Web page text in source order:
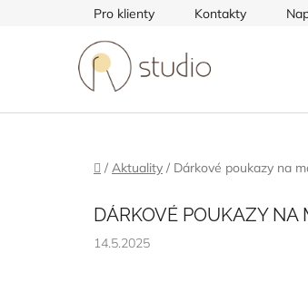
Pro klienty Kontakty
Domů
/ Aktuality / Dárkové poukazy na
DÁRKOVÉ POUKAZY NA
14.5.2025